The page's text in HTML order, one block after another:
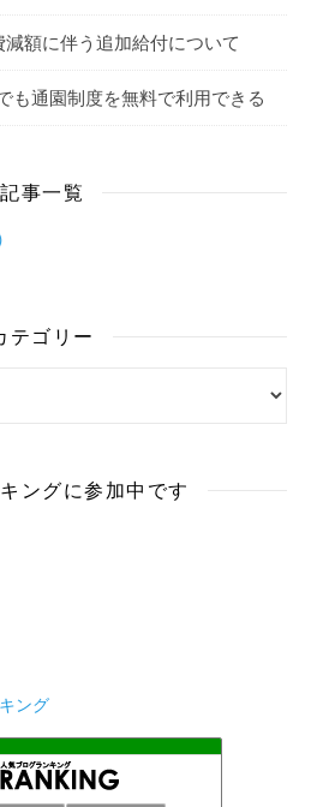
額に伴う追加給付について
も通園制度を無料で利用できる
記事一覧
テゴリー
ングに参加中です
ング